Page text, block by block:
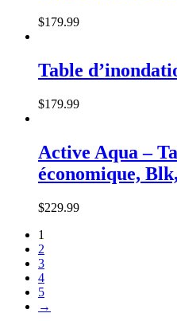
$179.99
Table
$179.99
Active Aqua –
économique,
$229.99
1
2
3
4
5
→